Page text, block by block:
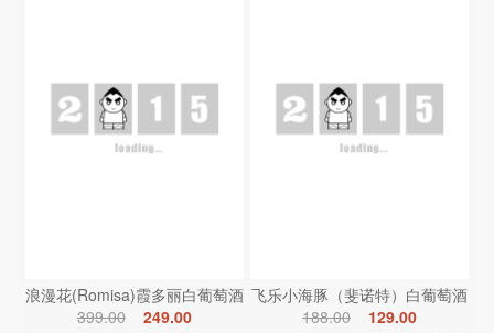
浪漫花(Romisa)霞多丽白葡萄酒
399.00
249.00
飞乐小海豚（斐诺特）白葡萄酒
188.00
129.00